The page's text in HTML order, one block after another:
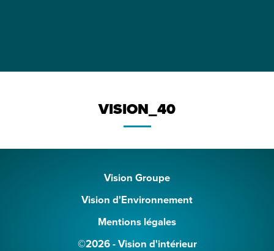
VISION_40
Vision Groupe
Vision d'Environnement
Mentions légales
©2026 - Vision d'intérieur